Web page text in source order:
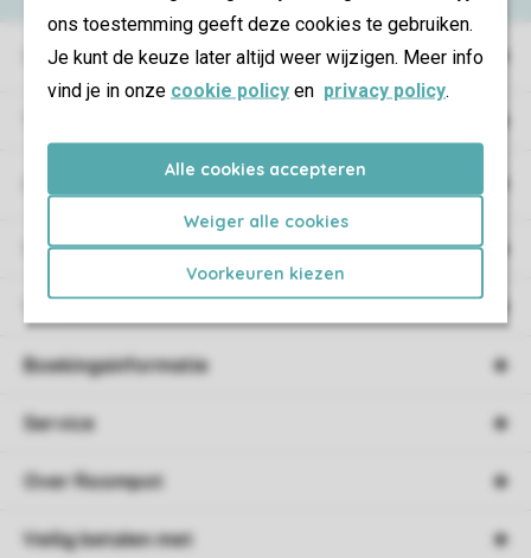
ons toestemming geeft deze cookies te gebruiken.
Je kunt de keuze later altijd weer wijzigen. Meer info
vind je in onze cookie policy en privacy policy.
Alle cookies accepteren
Weiger alle cookies
Voorkeuren kiezen
Vakantieparken
Campings
Vakantieverblijf
Verblijf
Boekingsinformatie
Service
Over Roompot
Veilig betalen met